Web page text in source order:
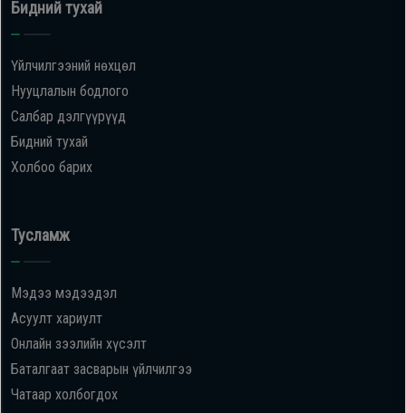
Бидний тухай
Үйлчилгээний нөхцөл
Нууцлалын бодлого
Салбар дэлгүүрүүд
Бидний тухай
Холбоо барих
Тусламж
Мэдээ мэдээдэл
Асуулт хариулт
Онлайн зээлийн хүсэлт
Баталгаат засварын үйлчилгээ
Чатаар холбогдох